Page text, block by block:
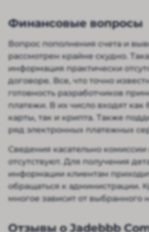
Финансовые вопросы
Вопрос пополнения счета и
рассмотрен крайне скудно.
информация практически
договоре. Все, что точно
готовность разработчиков
платежи. В их число входят как
карты, так и крипта. Также
ряд электронных платежных
Сведения касательно
отсутствуют. Для получения
информации клиентам
обращаться к администрации.
многое зависит от выбранного
Отзывы о Jadebbb